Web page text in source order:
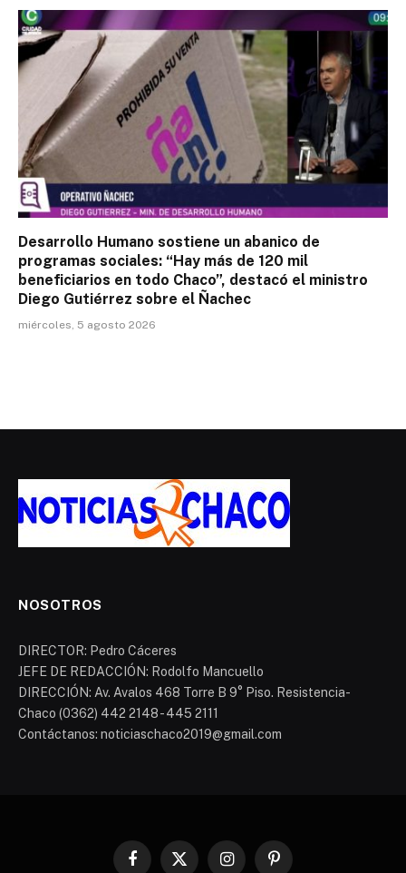
Desarrollo Humano sostiene un abanico de
programas sociales: “Hay más de 120 mil
beneficiarios en todo Chaco”, destacó el ministro
Diego Gutiérrez sobre el Ñachec
miércoles, 5 agosto 2026
NOSOTROS
DIRECTOR: Pedro Cáceres
JEFE DE REDACCIÓN: Rodolfo Mancuello
DIRECCIÓN: Av. Avalos 468 Torre B 9° Piso. Resistencia-
Chaco (0362) 442 2148 - 445 2111
Contáctanos: noticiaschaco2019@gmail.com
Facebook
X InstagramPinterest